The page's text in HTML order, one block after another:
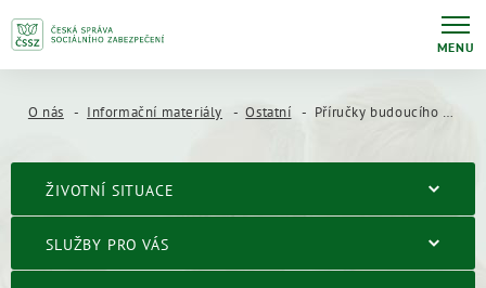
MENU
O nás Informační materiály Ostatní Příručky budoucího důchodce
ŽIVOTNÍ SITUACE
SLUŽBY PRO VÁS